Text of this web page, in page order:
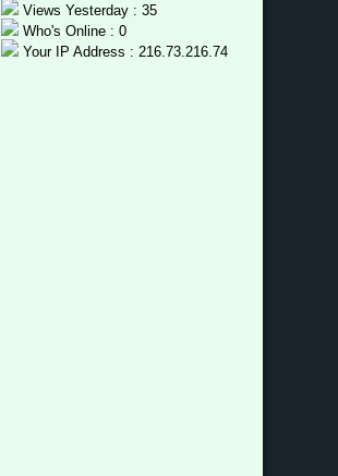
Views Yesterday : 35
Who's Online : 0
Your IP Address : 216.73.216.74